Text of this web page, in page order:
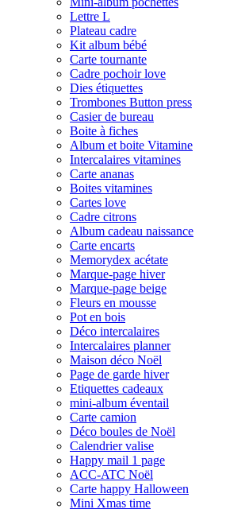
Lettre L
Plateau cadre
Kit album bébé
Carte tournante
Cadre pochoir love
Dies étiquettes
Trombones Button press
Casier de bureau
Boite à fiches
Album et boite Vitamine
Intercalaires vitamines
Carte ananas
Boites vitamines
Cartes love
Cadre citrons
Album cadeau naissance
Carte encarts
Memorydex acétate
Marque-page hiver
Marque-page beige
Fleurs en mousse
Pot en bois
Déco intercalaires
Intercalaires planner
Maison déco Noël
Page de garde hiver
Etiquettes cadeaux
mini-album éventail
Carte camion
Déco boules de Noël
Calendrier valise
Happy mail 1 page
ACC-ATC Noël
Carte happy Halloween
Mini Xmas time